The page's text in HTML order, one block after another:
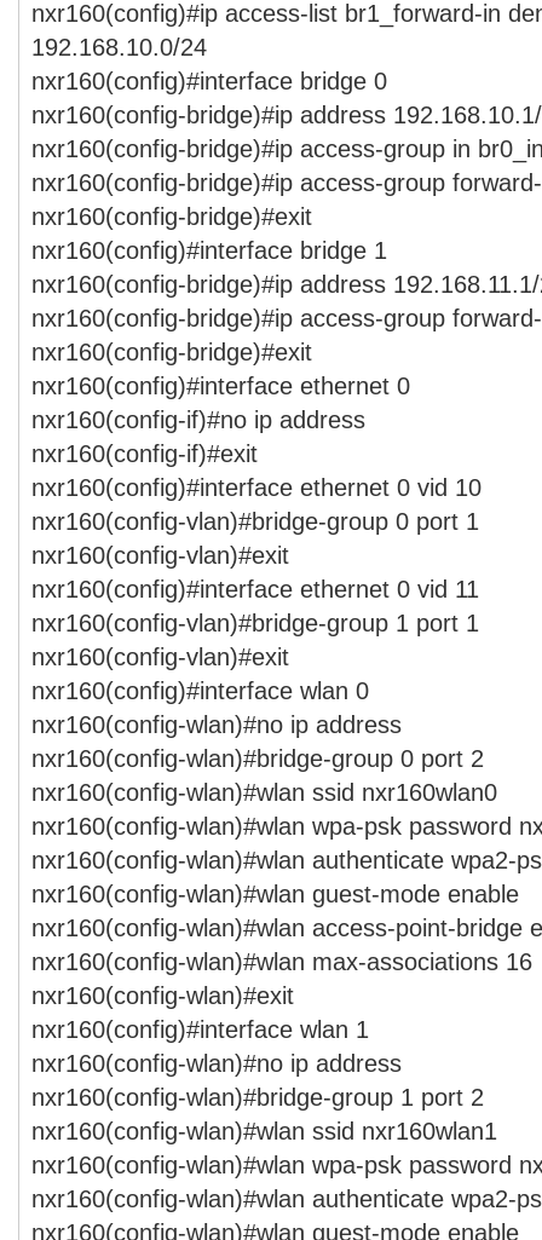
nxr160(config)#ip access-list br1_forward-in
192.168.10.0/24
nxr160(config)#interface bridge 0
nxr160(config-bridge)#ip address
nxr160(config-bridge)#ip access-group in
nxr160(config-bridge)#ip access-group
nxr160(config-bridge)#exit
nxr160(config)#interface bridge 1
nxr160(config-bridge)#ip address
nxr160(config-bridge)#ip access-group
nxr160(config-bridge)#exit
nxr160(config)#interface ethernet 0
nxr160(config-if)#no ip address
nxr160(config-if)#exit
nxr160(config)#interface ethernet 0 vid 10
nxr160(config-vlan)#bridge-group 0 port 1
nxr160(config-vlan)#exit
nxr160(config)#interface ethernet 0 vid 11
nxr160(config-vlan)#bridge-group 1 port 1
nxr160(config-vlan)#exit
nxr160(config)#interface wlan 0
nxr160(config-wlan)#no ip address
nxr160(config-wlan)#bridge-group 0 port 2
nxr160(config-wlan)#wlan ssid nxr160wlan0
nxr160(config-wlan)#wlan wpa-psk password
nxr160(config-wlan)#wlan authenticate wpa2-
nxr160(config-wlan)#wlan guest-mode enable
nxr160(config-wlan)#wlan access-point-bridge
nxr160(config-wlan)#wlan max-associations 16
nxr160(config-wlan)#exit
nxr160(config)#interface wlan 1
nxr160(config-wlan)#no ip address
nxr160(config-wlan)#bridge-group 1 port 2
nxr160(config-wlan)#wlan ssid nxr160wlan1
nxr160(config-wlan)#wlan wpa-psk password
nxr160(config-wlan)#wlan authenticate wpa2-
nxr160(config-wlan)#wlan guest-mode enable